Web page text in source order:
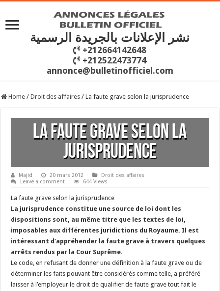
نشر الإعلانات بالجريدة الرسمية
+212664142648
+212522473774
annonce@bulletinofficiel.com
Home / Droit des affaires / La faute grave selon la jurisprudence
La faute grave selon la
jurisprudence
Majid 20 mars 2012
Droit des affaires
Leave a comment
644 Views
La faute grave selon la jurisprudence
La jurisprudence constitue une source de loi dont les
dispositions sont, au même titre que les textes de loi,
imposables aux différentes juridictions du Royaume. Il est
intéressant d’appréhender la faute grave à travers quelques
arrêts rendus par la Cour Suprême.
Le code, en refusant de donner une définition à la faute grave ou de
déterminer les faits pouvant être considérés comme telle, a préféré
laisser à l’employeur le droit de qualifier de faute grave tout fait le